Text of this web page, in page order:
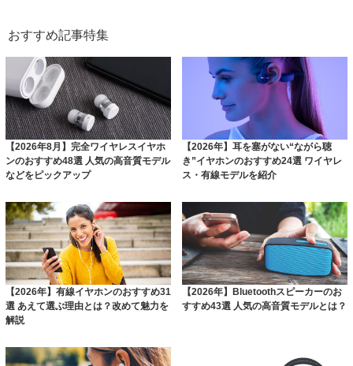
おすすめ記事特集
【2026年8月】完全ワイヤレスイヤホ
ンのおすすめ48選 人気の高音質モデル
などをピックアップ
【2026年】耳を塞がない“ながら聴
き”イヤホンのおすすめ24選 ワイヤレ
ス・有線モデルを紹介
【2026年】有線イヤホンのおすすめ31
選 あえて選ぶ理由とは？改めて魅力を
解説
【2026年】Bluetoothスピーカーのお
すすめ43選 人気の高音質モデルとは？